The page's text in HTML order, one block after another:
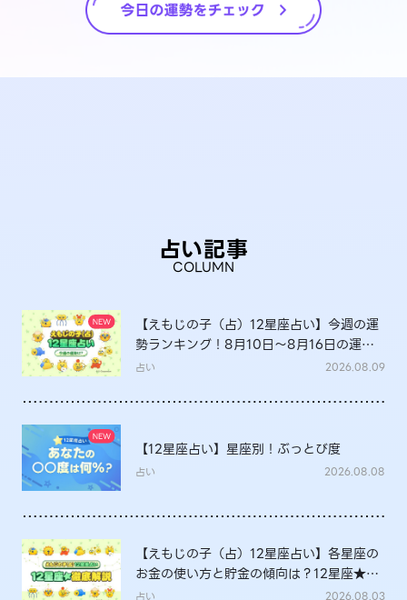
占い記事
COLUMN
【えもじの子（占）12星座占い】今週の運
勢ランキング！8月10日～8月16日の運勢
は？
占い 2026.08.09
【12星座占い】星座別！ぶっとび度
占い 2026.08.08
【えもじの子（占）12星座占い】各星座の
お金の使い方と貯金の傾向は？12星座★徹
底解説
占い 2026.08.03